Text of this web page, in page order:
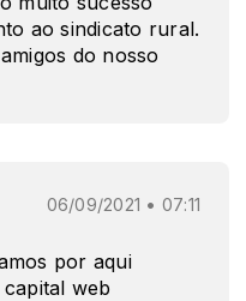
ao sindicato rural.
do nosso
06/09/2021 • 07:11
por aqui
web